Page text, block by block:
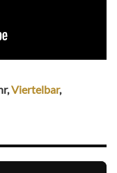
Viertelbar,